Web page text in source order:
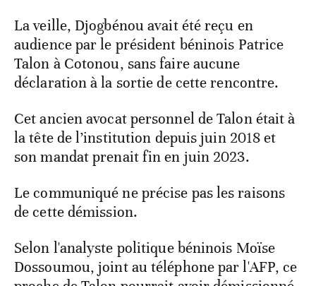
La veille, Djogbénou avait été reçu en
audience par le président béninois Patrice
Talon à Cotonou, sans faire aucune
déclaration à la sortie de cette rencontre.
Cet ancien avocat personnel de Talon était à
la tête de l’institution depuis juin 2018 et
son mandat prenait fin en juin 2023.
Le communiqué ne précise pas les raisons
de cette démission.
Selon l'analyste politique béninois Moïse
Dossoumou, joint au téléphone par l'AFP, ce